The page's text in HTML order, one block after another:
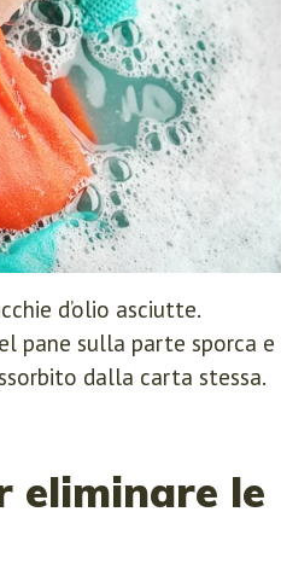
d’olio asciutte.
pane sulla parte sporca e
dalla carta stessa.
eliminare le